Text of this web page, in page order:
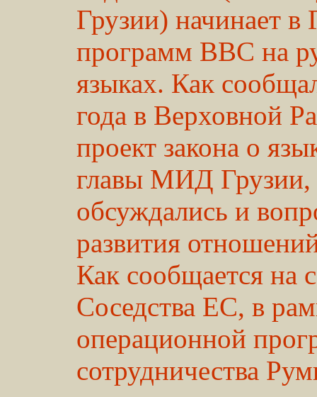
Грузии) начинает в
программ ВВС на
языках. Как
года в Верховной
проект закона о
главы МИД Грузии,
обсуждались и
развития
Как сообщается на
Соседства ЕС, в
операционной
сотрудничества